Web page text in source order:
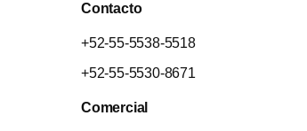
Contacto
+52-55-5538-5518
+52-55-5530-8671
Comercial